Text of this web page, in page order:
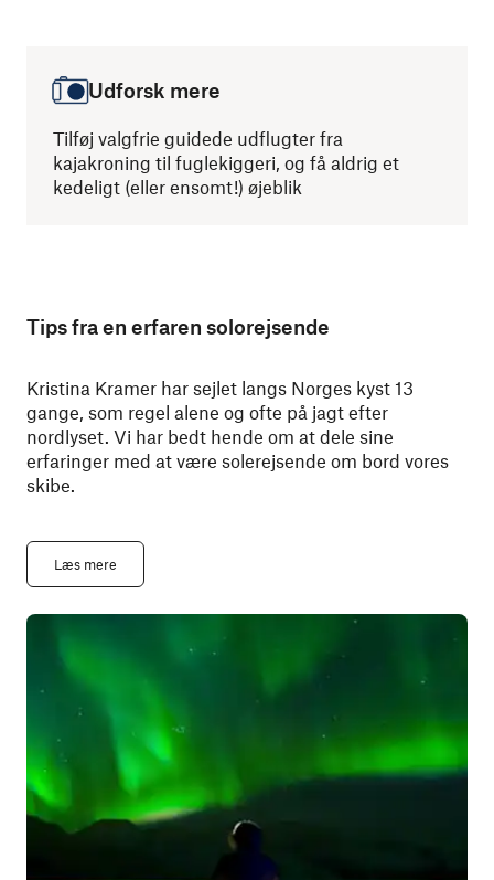
Udforsk mere
Tilføj valgfrie guidede udflugter fra
kajakroning til fuglekiggeri, og få aldrig et
kedeligt (eller ensomt!) øjeblik
Tips fra en erfaren solorejsende
Kristina Kramer har sejlet langs Norges kyst 13
gange, som regel alene og ofte på jagt efter
nordlyset. Vi har bedt hende om at dele sine
erfaringer med at være solerejsende om bord vores
skibe.
Læs mere